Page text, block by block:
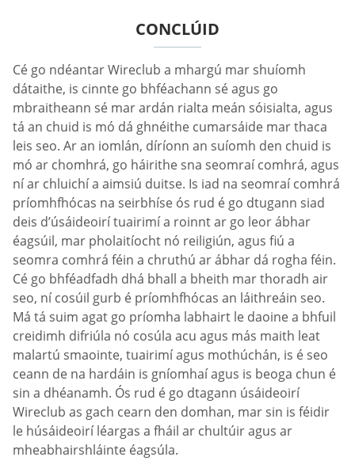
CONCLÚID
Cé go ndéantar Wireclub a mhargú mar shuíomh
dátaithe, is cinnte go bhféachann sé agus go
mbraitheann sé mar ardán rialta meán sóisialta, agus
tá an chuid is mó dá ghnéithe cumarsáide mar thaca
leis seo. Ar an iomlán, díríonn an suíomh den chuid is
mó ar chomhrá, go háirithe sna seomraí comhrá, agus
ní ar chluichí a aimsiú duitse. Is iad na seomraí comhrá
príomhfhócas na seirbhíse ós rud é go dtugann siad
deis d’úsáideoirí tuairimí a roinnt ar go leor ábhar
éagsúil, mar pholaitíocht nó reiligiún, agus fiú a
seomra comhrá féin a chruthú ar ábhar dá rogha féin.
Cé go bhféadfadh dhá bhall a bheith mar thoradh air
seo, ní cosúil gurb é príomhfhócas an láithreáin seo.
Má tá suim agat go príomha labhairt le daoine a bhfuil
creidimh difriúla nó cosúla acu agus más maith leat
malartú smaointe, tuairimí agus mothúchán, is é seo
ceann de na hardáin is gníomhaí agus is beoga chun é
sin a dhéanamh. Ós rud é go dtagann úsáideoirí
Wireclub as gach cearn den domhan, mar sin is féidir
le húsáideoirí léargas a fháil ar chultúir agus ar
mheabhairshláinte éagsúla.